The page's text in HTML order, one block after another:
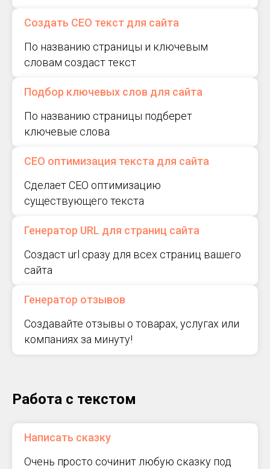
Создать СЕО текст для сайта
По названию страницы и ключевым
словам создаст текст
Подбор ключевых слов для сайта
По названию страницы подберет
ключевые слова
СЕО оптимизация текста для сайта
Сделает СЕО оптимизацию
существующего текста
Генератор URL для страниц сайта
Создаст url сразу для всех страниц вашего
сайта
Генератор отзывов
Создавайте отзывы о товарах, услугах или
компаниях за минуту!
Работа с текстом
Написать сказку
Очень просто сочинит любую сказку под